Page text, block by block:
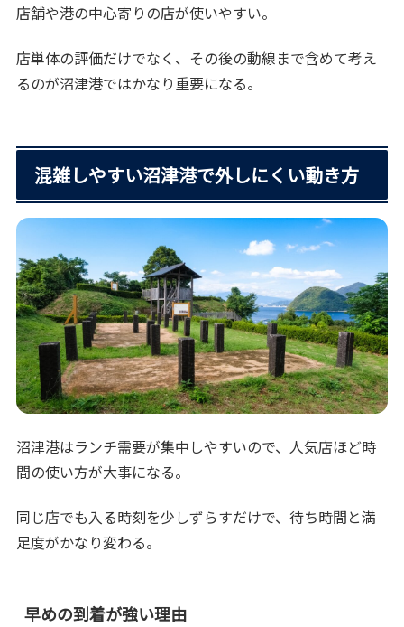
店舗や港の中心寄りの店が使いやすい。
店単体の評価だけでなく、その後の動線まで含めて考え
るのが沼津港ではかなり重要になる。
混雑しやすい沼津港で外しにくい動き方
沼津港はランチ需要が集中しやすいので、人気店ほど時
間の使い方が大事になる。
同じ店でも入る時刻を少しずらすだけで、待ち時間と満
足度がかなり変わる。
早めの到着が強い理由